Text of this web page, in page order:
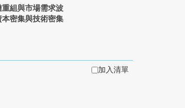
組與市場需求波
密集與技術密集
加入清單